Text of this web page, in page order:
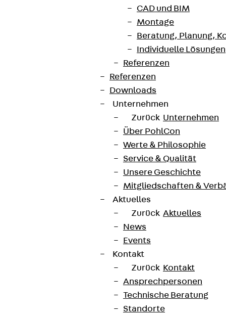
CAD und BIM
Montage
Beratung, Planung,
Individuelle Lösungen
Referenzen
Referenzen
Downloads
Unternehmen
Zurück Unternehmen
Über PohlCon
Werte & Philosophie
Service & Qualität
Unsere Geschichte
Mitgliedschaften &
Aktuelles
Zurück Aktuelles
News
Events
Kontakt
Zurück Kontakt
Ansprechpersonen
Technische Beratung
Standorte